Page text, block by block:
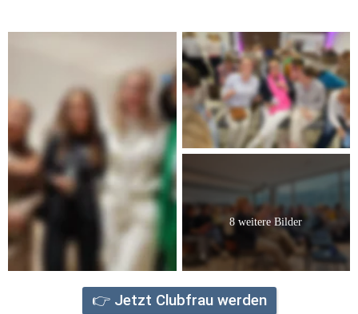
8 weitere Bilder
👉 Jetzt Clubfrau werden